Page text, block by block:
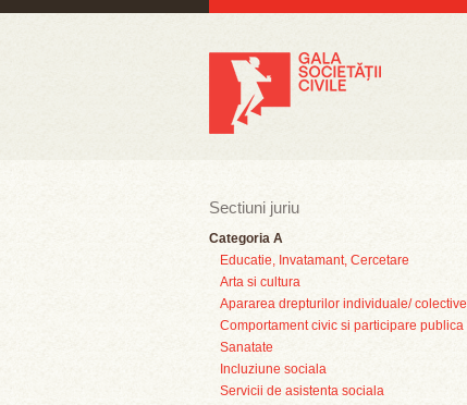
Sectiuni juriu
Categoria A
Educatie, Invatamant, Cercetare
Arta si cultura
Apararea drepturilor individuale/ colective
Comportament civic si participare publica
Sanatate
Incluziune sociala
Servicii de asistenta sociala